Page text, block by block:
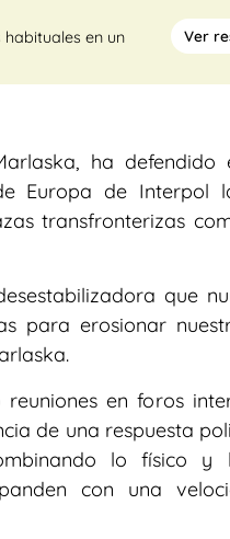
en un
Ver
ha
Europa de Interpol
transfronterizas
que
para erosionar
en foros
de una respuesta
lo físico
con una